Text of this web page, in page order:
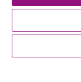
Obsługa